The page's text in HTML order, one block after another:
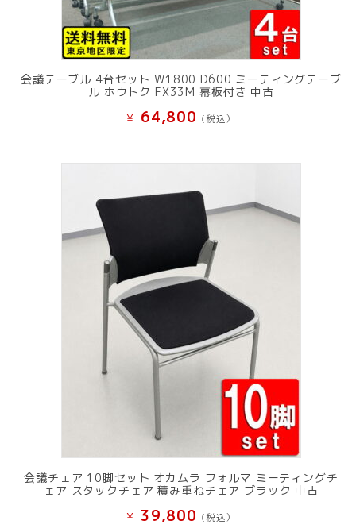
会議テーブル 4台セット W1800 D600 ミーティングテーブ
ル ホウトク FX33M 幕板付き 中古
¥ 64,800 (税込）
会議チェア 10脚セット オカムラ フォルマ ミーティングチ
ェア スタックチェア 積み重ねチェア ブラック 中古
¥ 39,800 (税込）